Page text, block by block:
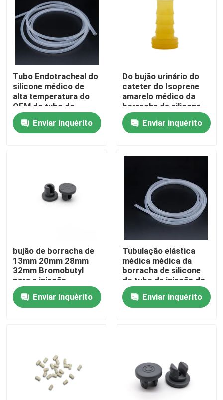
Casa
Fale Conosco
Pedir um orçamento
Bujão de borracha médico
Tubo Endotracheal do
silicone médico de
alta temperatura do
OEM do tubo do
silicone
Enviar inquérito
Do bujão urinário do
cateter do Isoprene
amarelo médico da
borracha de silicone
Enviar inquérito
bujão de borracha de
13mm 20mm 28mm
32mm Bromobutyl
para a injeção
Enviar inquérito
Tubulação elástica
médica médica da
borracha de silicone
do tubo da injeção do
OEM
Enviar inquérito